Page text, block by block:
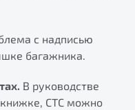
с надписью
багажника.
В руководстве
книжке, СТС можно